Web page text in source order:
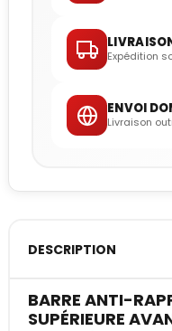
Expédition
ENVOI
Livraison
DESCRIPTION
BARRE ANTI-
SUPÉRIEURE